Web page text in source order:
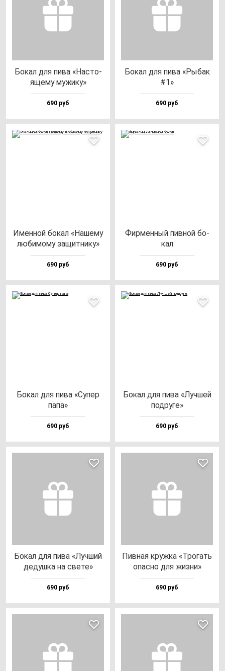
Бокал для пи­ва «Нас­то­
яще­му му­жи­ку»
690 руб
Бокал для пи­ва «Рыбак
#1»
690 руб
Имен­ной бо­кал «Наше­му
лю­би­мо­му за­щит­ни­ку»
690 руб
Фир­мен­ный пив­ной бо­
кал
690 руб
Бокал для пи­ва «Супер
па­па»
690 руб
Бокал для пи­ва «Луч­шей
под­ру­ге»
690 руб
Бокал для пи­ва «Луч­ший
де­душ­ка на све­те»
690 руб
Пив­ная круж­ка «Тро­гать
опас­но для жиз­ни»
690 руб